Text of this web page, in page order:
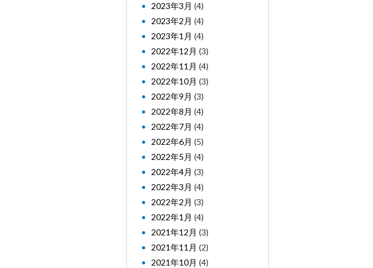
2023年3月 (4)
2023年2月 (4)
2023年1月 (4)
2022年12月 (3)
2022年11月 (4)
2022年10月 (3)
2022年9月 (3)
2022年8月 (4)
2022年7月 (4)
2022年6月 (5)
2022年5月 (4)
2022年4月 (3)
2022年3月 (4)
2022年2月 (3)
2022年1月 (4)
2021年12月 (3)
2021年11月 (2)
2021年10月 (4)